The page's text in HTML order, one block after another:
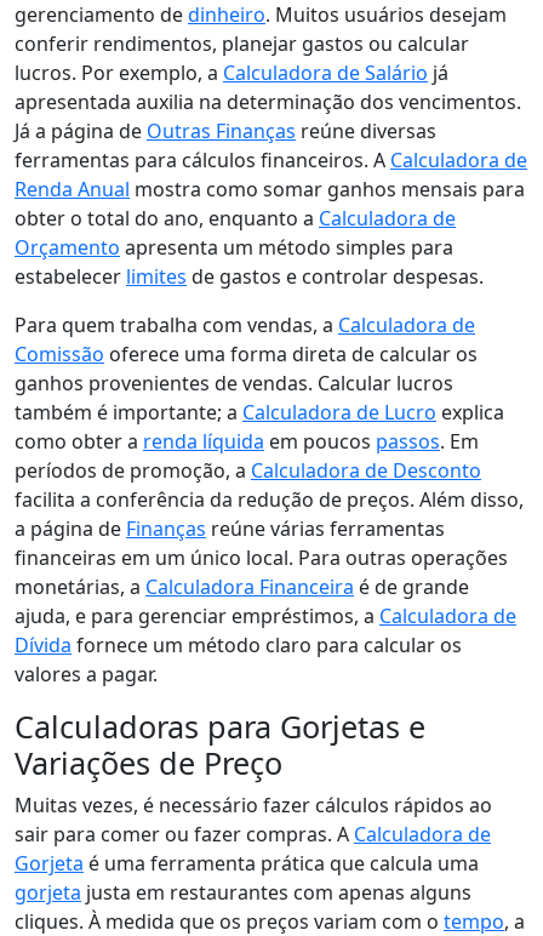
gerenciamento dedinheiro. Muitos usuários desejam
conferir rendimentos, planejar gastos ou calcular
lucros. Por exemplo, a Calculadora de Salário já
apresentada auxilia na determinação dos vencimentos.
Já a página de Outras Finanças reúne diversas
ferramentas para cálculos financeiros. A Calculadora de
Renda Anual mostra como somar ganhos mensais para
obter o total do ano, enquanto a Calculadora de
Orçamento apresenta um método simples para
estabelecer limites de gastos e controlar despesas.
Para quem trabalha com vendas, a Calculadora de
Comissão oferece uma forma direta de calcular os
ganhos provenientes de vendas. Calcular lucros
também é importante; a Calculadora de Lucro explica
como obter a renda líquida em poucos passos. Em
períodos de promoção, a Calculadora de Desconto
facilita a conferência da redução de preços. Além disso,
a página de Finanças reúne várias ferramentas
financeiras em um único local. Para outras operações
monetárias, a Calculadora Financeira é de grande
ajuda, e para gerenciar empréstimos, a Calculadora de
Dívida fornece um método claro para calcular os
valores a pagar.
Calculadoras para Gorjetas e
Variações de Preço
Muitas vezes, é necessário fazer cálculos rápidos ao
sair para comer ou fazer compras. A Calculadora de
Gorjeta é uma ferramenta prática que calcula uma
gorjeta justa em restaurantes com apenas alguns
cliques. À medida que os preços variam com o tempo, a